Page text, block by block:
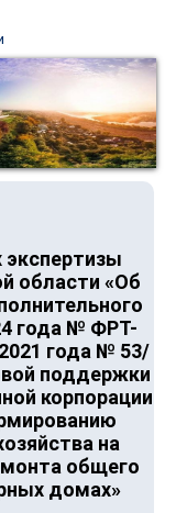
экспертизы
области «Об
года № ФРТ-
года № 53/
поддержки
корпорации
на
общего
домах»